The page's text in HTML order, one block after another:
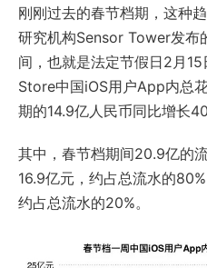
刚刚过去的春节档期，这种
研究机构Sensor Tower发布
间，也就是法定节假日2月
Store中国iOS用户App内总
期的14.9亿人民币同比增长
其中，春节档期间20.9亿的
16.9亿元，约占总流水的
约占总流水的20%。